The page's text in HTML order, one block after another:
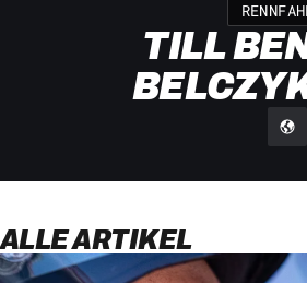
TILL
ALLE ARTIKEL